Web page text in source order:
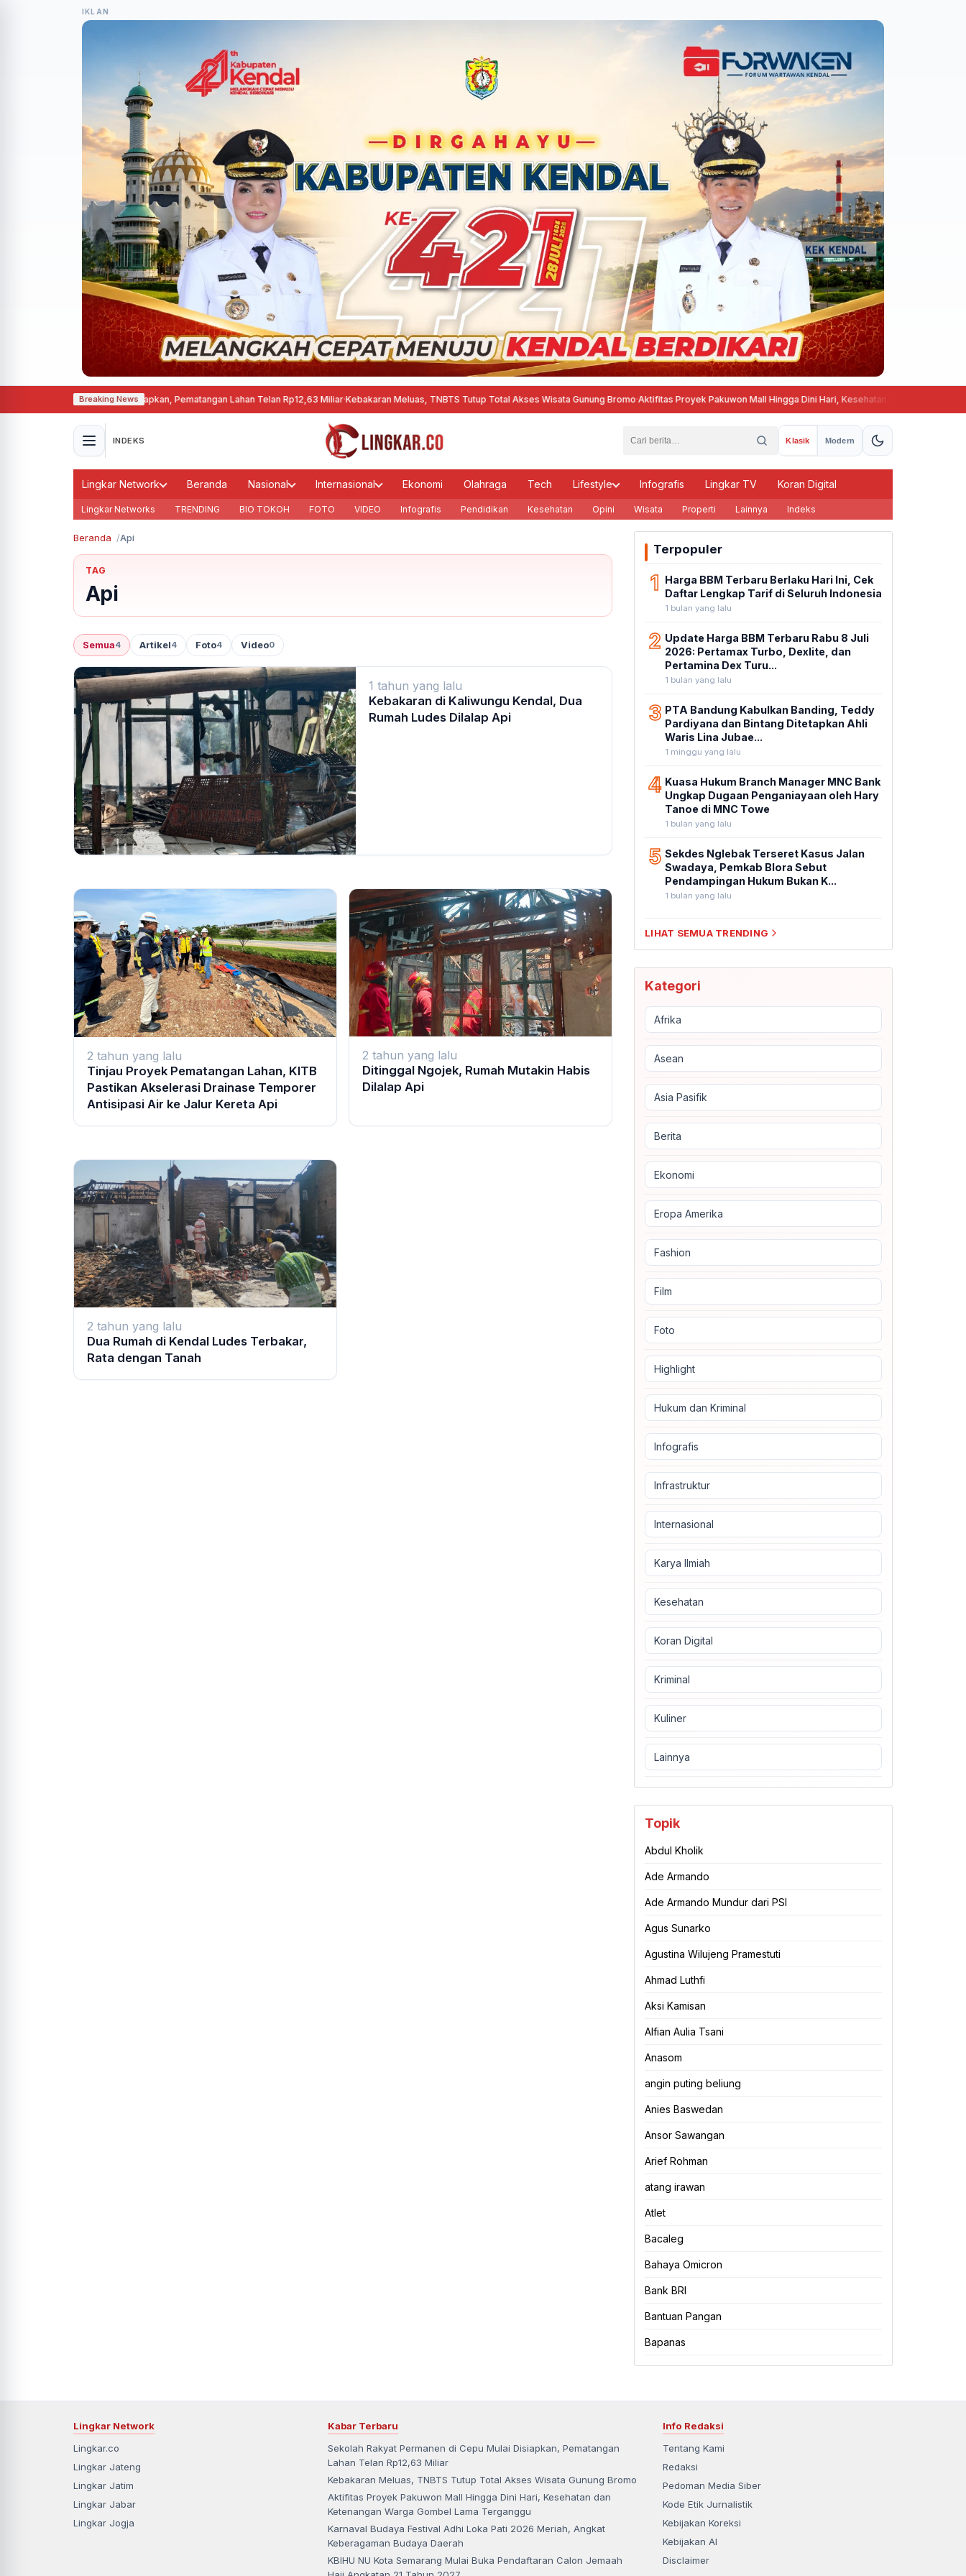
IKLAN
Breaking News
di Cepu Mulai Disiapkan, Pematangan Lahan Telan Rp12,63 Miliar·Kebakaran Meluas, TNBTS Tutup Total Akses Wisata Gunung Bromo·Aktifitas Proyek Pakuwon Mall Hingga Dini Hari, Kesehatan dan Ketenangan Warga
INDEKS Klasik Modern
Lingkar Network Beranda Nasional Internasional Ekonomi Olahraga Tech Lifestyle Infografis Lingkar TV Koran Digital
Lingkar Networks TRENDING BIO TOKOH FOTO VIDEO Infografis Pendidikan Kesehatan Opini Wisata Properti Lainnya Indeks
Beranda Api
TAG
Api
Semua4 Artikel4 Foto4 Video0
1 tahun yang lalu
Kebakaran di Kaliwungu Kendal, Dua
Rumah Ludes Dilalap Api
2 tahun yang lalu
Tinjau Proyek Pematangan Lahan, KITB
Pastikan Akselerasi Drainase Temporer
Antisipasi Air ke Jalur Kereta Api
2 tahun yang lalu
Ditinggal Ngojek, Rumah Mutakin Habis
Dilalap Api
2 tahun yang lalu
Dua Rumah di Kendal Ludes Terbakar,
Rata dengan Tanah
Terpopuler
1 Harga BBM Terbaru Berlaku Hari Ini, Cek
Daftar Lengkap Tarif di Seluruh Indonesia
1 bulan yang lalu
2 Update Harga BBM Terbaru Rabu 8 Juli
2026: Pertamax Turbo, Dexlite, dan
Pertamina Dex Turu...
1 bulan yang lalu
3 PTA Bandung Kabulkan Banding, Teddy
Pardiyana dan Bintang Ditetapkan Ahli
Waris Lina Jubae...
1 minggu yang lalu
4 Kuasa Hukum Branch Manager MNC Bank
Ungkap Dugaan Penganiayaan oleh Hary
Tanoe di MNC Towe
1 bulan yang lalu
5 Sekdes Nglebak Terseret Kasus Jalan
Swadaya, Pemkab Blora Sebut
Pendampingan Hukum Bukan K...
1 bulan yang lalu
LIHAT SEMUA TRENDING
Kategori
Afrika
Asean
Asia Pasifik
Berita
Ekonomi
Eropa Amerika
Fashion
Film
Foto
Highlight
Hukum dan Kriminal
Infografis
Infrastruktur
Internasional
Karya Ilmiah
Kesehatan
Koran Digital
Kriminal
Kuliner
Lainnya
Topik
Abdul Kholik
Ade Armando
Ade Armando Mundur dari PSI
Agus Sunarko
Agustina Wilujeng Pramestuti
Ahmad Luthfi
Aksi Kamisan
Alfian Aulia Tsani
Anasom
angin puting beliung
Anies Baswedan
Ansor Sawangan
Arief Rohman
atang irawan
Atlet
Bacaleg
Bahaya Omicron
Bank BRI
Bantuan Pangan
Bapanas
Lingkar Network
Lingkar.co
Lingkar Jateng
Lingkar Jatim
Lingkar Jabar
Lingkar Jogja
Kabar Terbaru
Sekolah Rakyat Permanen di Cepu Mulai Disiapkan, Pematangan
Lahan Telan Rp12,63 Miliar
Kebakaran Meluas, TNBTS Tutup Total Akses Wisata Gunung Bromo
Aktifitas Proyek Pakuwon Mall Hingga Dini Hari, Kesehatan dan
Ketenangan Warga Gombel Lama Terganggu
Karnaval Budaya Festival Adhi Loka Pati 2026 Meriah, Angkat
Keberagaman Budaya Daerah
KBIHU NU Kota Semarang Mulai Buka Pendaftaran Calon Jemaah
Info Redaksi
Tentang Kami
Redaksi
Pedoman Media Siber
Kode Etik Jurnalistik
Kebijakan Koreksi
Kebijakan AI
Disclaimer